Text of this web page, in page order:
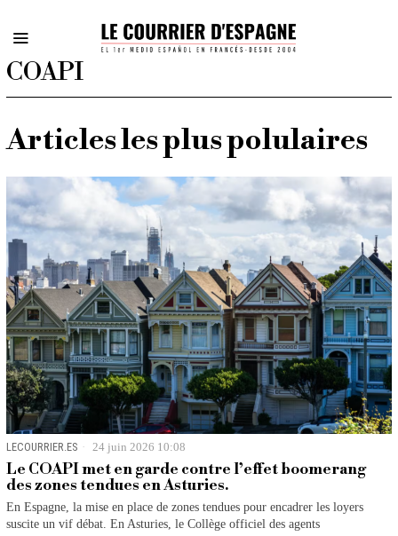
COAPI
Articles les plus polulaires
LECOURRIER.ES 24 juin 2026 10:08
Le COAPI met en garde contre l’effet boomerang
des zones tendues en Asturies.
En Espagne, la mise en place de zones tendues pour encadrer les loyers
suscite un vif débat. En Asturies, le Collège officiel des agents